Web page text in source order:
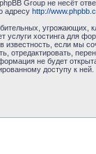
Group не несёт
адресу http://
угрожающих,
услуги хостинга для
известность, если мы
отредактировать,
не будет
доступу к ней.